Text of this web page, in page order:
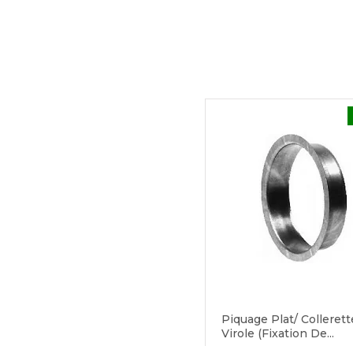
Piquage Plat/
Virole (fixation De...